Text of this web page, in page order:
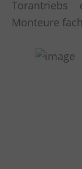
Torantriebs
Monteure